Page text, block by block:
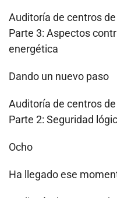
Auditoría de centros
Parte 3: Aspectos
energética
Dando un nuevo paso
Auditoría de centros
Parte 2: Seguridad
Ocho
Ha llegado ese